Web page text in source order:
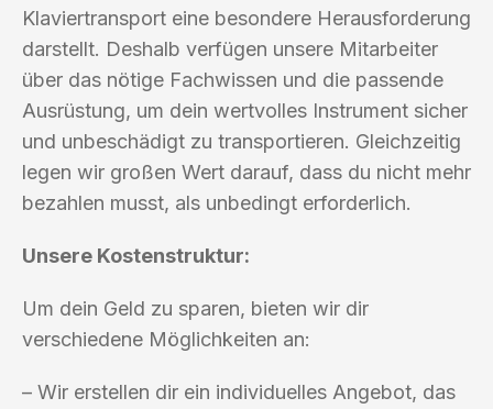
Klaviertransport eine besondere Herausforderung
darstellt. Deshalb verfügen unsere Mitarbeiter
über das nötige Fachwissen und die passende
Ausrüstung, um dein wertvolles Instrument sicher
und unbeschädigt zu transportieren. Gleichzeitig
legen wir großen Wert darauf, dass du nicht mehr
bezahlen musst, als unbedingt erforderlich.
Unsere Kostenstruktur:
Um dein Geld zu sparen, bieten wir dir
verschiedene Möglichkeiten an:
– Wir erstellen dir ein individuelles Angebot, das